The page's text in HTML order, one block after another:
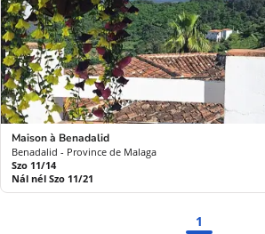
Maison à Benadalid
Benadalid - Province de Malaga
Szo 11/14
Nál nél Szo 11/21
1